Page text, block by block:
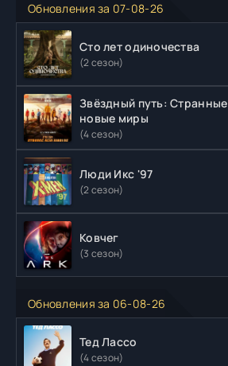
Обновления за 07-08-26
Сто лет одиночества
(2 сезон)
Звёздный путь: Странные
новые миры
(4 сезон)
Люди Икс '97
(2 сезон)
Ковчег
(3 сезон)
Обновления за 06-08-26
Тед Лассо
(4 сезон)